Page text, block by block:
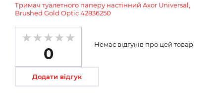
Тримач туалетного паперу настінний Axor Universal,
Brushed Gold Optic 42836250
0
Немає відгуків про цей товар
Додати відгук